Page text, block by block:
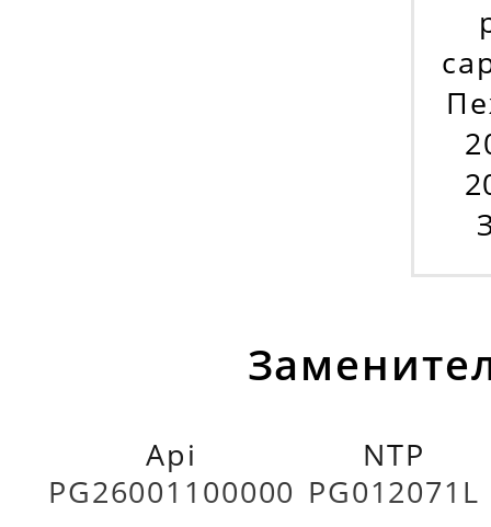
Api
PG26001100000
NTP
PG012071L